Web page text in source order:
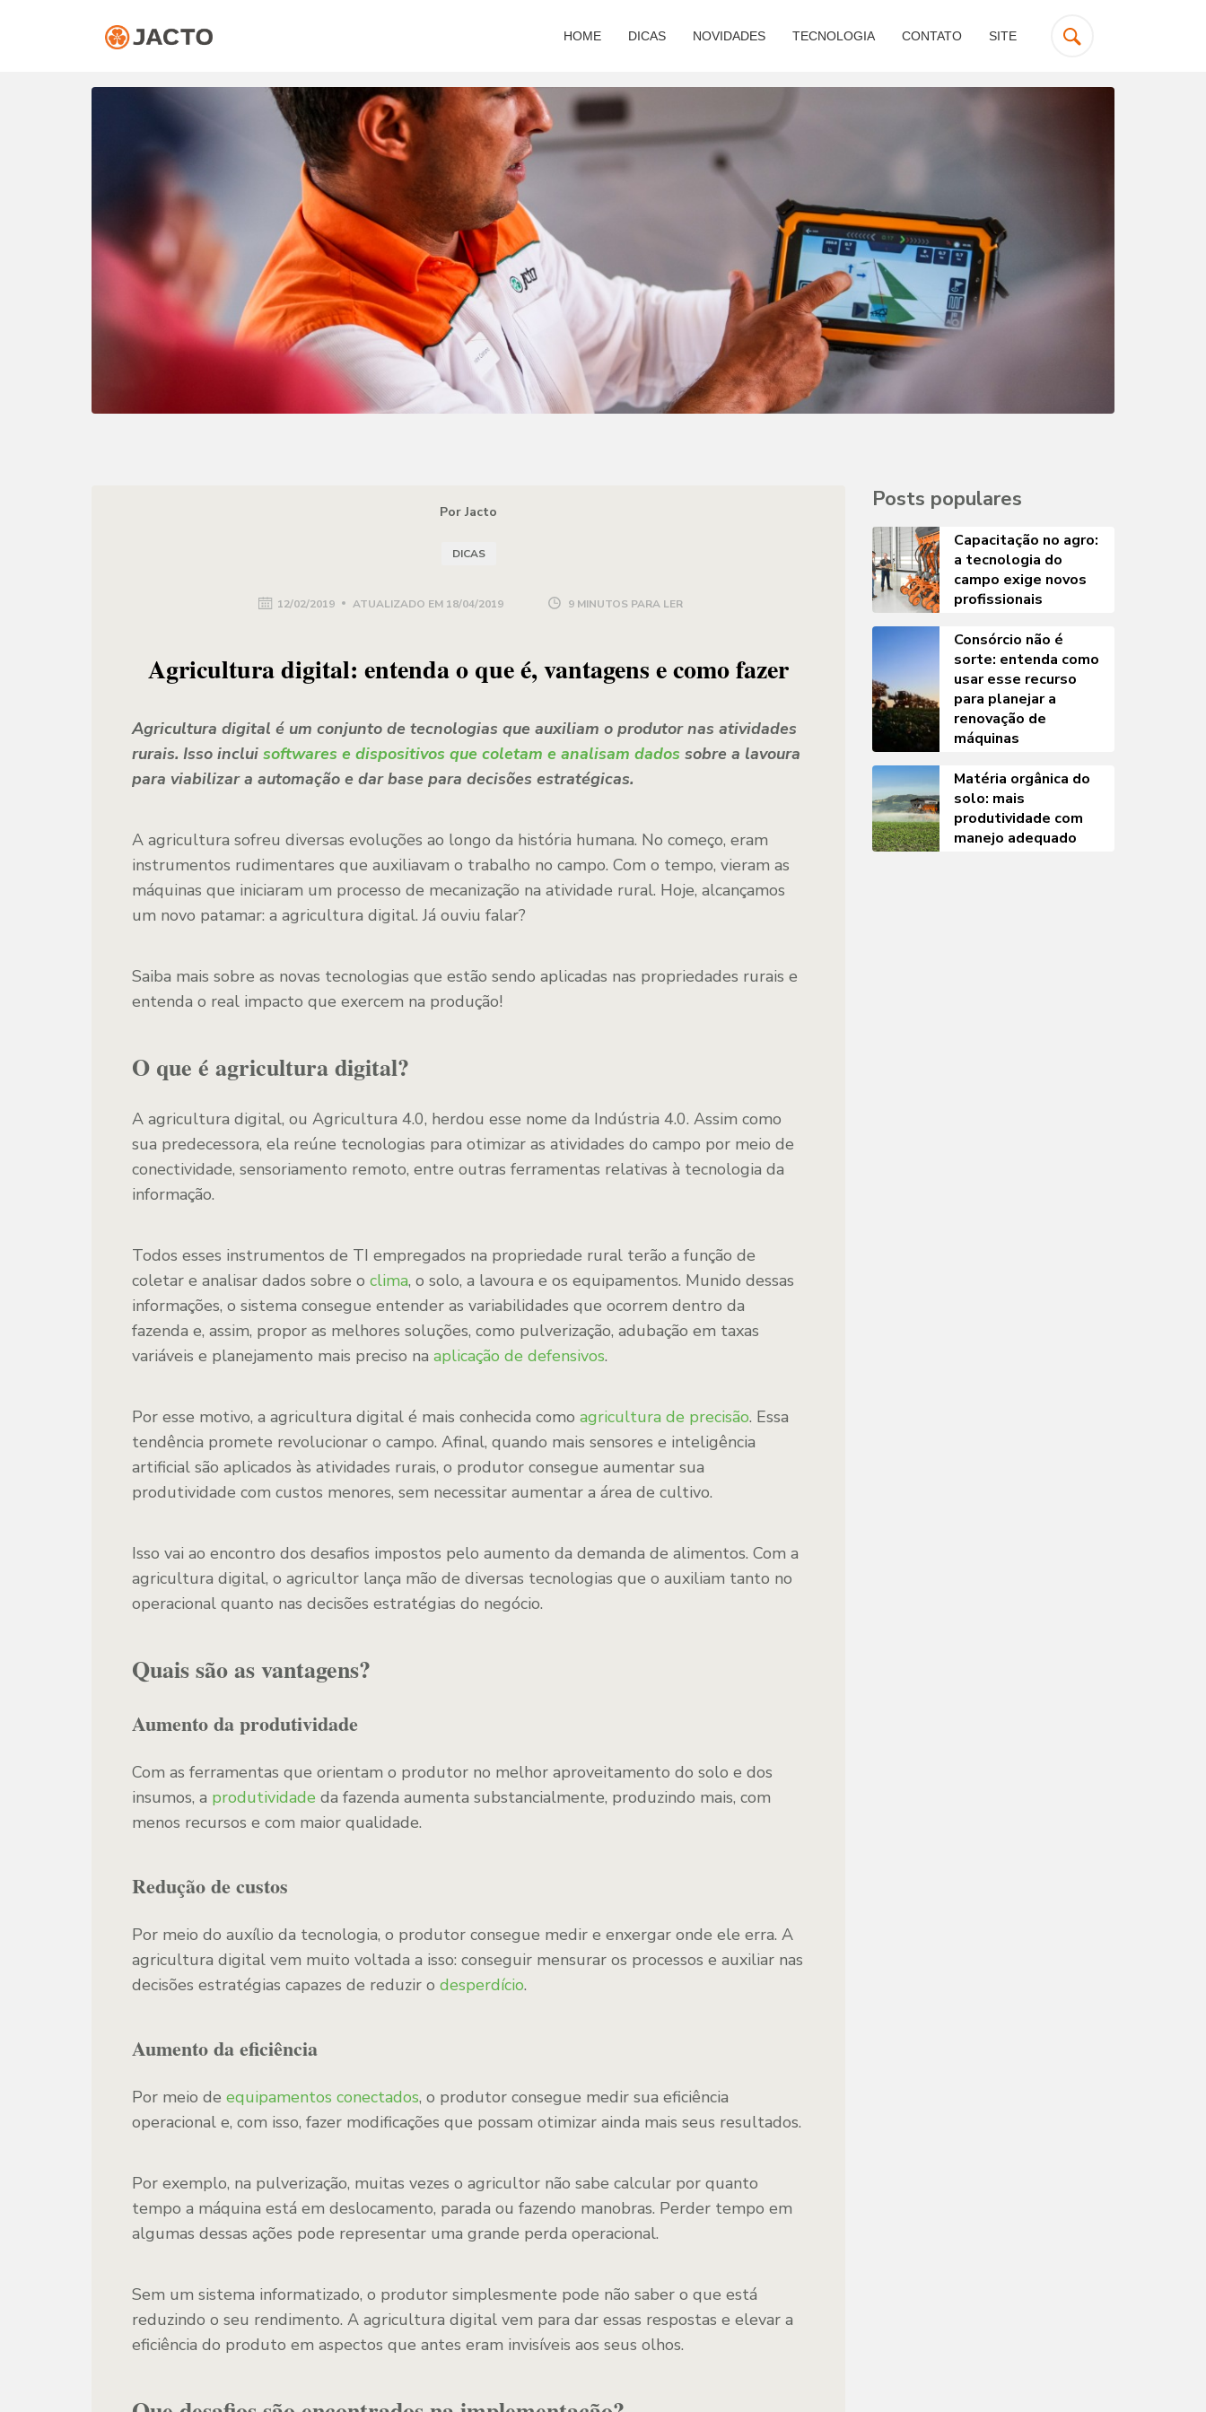
HOME DICAS NOVIDADES TECNOLOGIA CONTATO SITE
Por Jacto
DICAS
12/02/2019 ATUALIZADO EM 18/04/2019 9 MINUTOS PARA LER
Agricultura digital: entenda o que é, vantagens e como fazer
Agricultura digital é um conjunto de tecnologias que auxiliam o produtor nas atividades
rurais. Isso inclui softwares e dispositivos que coletam e analisam dados sobre a lavoura
para viabilizar a automação e dar base para decisões estratégicas.
A agricultura sofreu diversas evoluções ao longo da história humana. No começo, eram
instrumentos rudimentares que auxiliavam o trabalho no campo. Com o tempo, vieram as
máquinas que iniciaram um processo de mecanização na atividade rural. Hoje, alcançamos
um novo patamar: a agricultura digital. Já ouviu falar?
Saiba mais sobre as novas tecnologias que estão sendo aplicadas nas propriedades rurais e
entenda o real impacto que exercem na produção!
O que é agricultura digital?
A agricultura digital, ou Agricultura 4.0, herdou esse nome da Indústria 4.0. Assim como
sua predecessora, ela reúne tecnologias para otimizar as atividades do campo por meio de
conectividade, sensoriamento remoto, entre outras ferramentas relativas à tecnologia da
informação.
Todos esses instrumentos de TI empregados na propriedade rural terão a função de
coletar e analisar dados sobre o clima, o solo, a lavoura e os equipamentos. Munido dessas
informações, o sistema consegue entender as variabilidades que ocorrem dentro da
fazenda e, assim, propor as melhores soluções, como pulverização, adubação em taxas
variáveis e planejamento mais preciso na aplicação de defensivos.
Por esse motivo, a agricultura digital é mais conhecida como agricultura de precisão. Essa
tendência promete revolucionar o campo. Afinal, quando mais sensores e inteligência
artificial são aplicados às atividades rurais, o produtor consegue aumentar sua
produtividade com custos menores, sem necessitar aumentar a área de cultivo.
Isso vai ao encontro dos desafios impostos pelo aumento da demanda de alimentos. Com a
agricultura digital, o agricultor lança mão de diversas tecnologias que o auxiliam tanto no
operacional quanto nas decisões estratégias do negócio.
Quais são as vantagens?
Aumento da produtividade
Com as ferramentas que orientam o produtor no melhor aproveitamento do solo e dos
insumos, a produtividade da fazenda aumenta substancialmente, produzindo mais, com
menos recursos e com maior qualidade.
Redução de custos
Por meio do auxílio da tecnologia, o produtor consegue medir e enxergar onde ele erra. A
agricultura digital vem muito voltada a isso: conseguir mensurar os processos e auxiliar nas
decisões estratégias capazes de reduzir o desperdício.
Aumento da eficiência
Por meio de equipamentos conectados, o produtor consegue medir sua eficiência
operacional e, com isso, fazer modificações que possam otimizar ainda mais seus resultados.
Por exemplo, na pulverização, muitas vezes o agricultor não sabe calcular por quanto
tempo a máquina está em deslocamento, parada ou fazendo manobras. Perder tempo em
algumas dessas ações pode representar uma grande perda operacional.
Sem um sistema informatizado, o produtor simplesmente pode não saber o que está
reduzindo o seu rendimento. A agricultura digital vem para dar essas respostas e elevar a
eficiência do produto em aspectos que antes eram invisíveis aos seus olhos.
Posts populares
Capacitação no agro:
a tecnologia do
campo exige novos
profissionais
Consórcio não é
sorte: entenda como
usar esse recurso
para planejar a
renovação de
máquinas
Matéria orgânica do
solo: mais
produtividade com
manejo adequado